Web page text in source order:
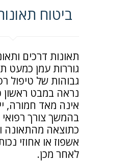
ביטוח
תאונות דרכים
גוררות עמן כמעט
גבוהות של טיפול
נראה במבט ראשון
אינה מאד חמורה,
בהמשך צורך
כתוצאה מהתאונה
אשפוז או אחוזי
לאחר מכן.